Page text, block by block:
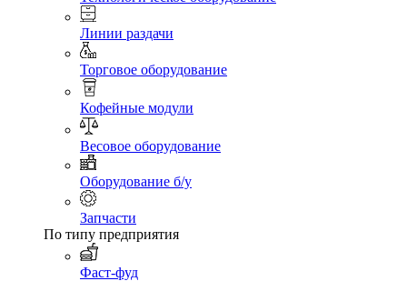
Линии раздачи
Торговое оборудование
Кофейные модули
Весовое оборудование
Оборудование б/у
Запчасти
По типу предприятия
Фаст-фуд